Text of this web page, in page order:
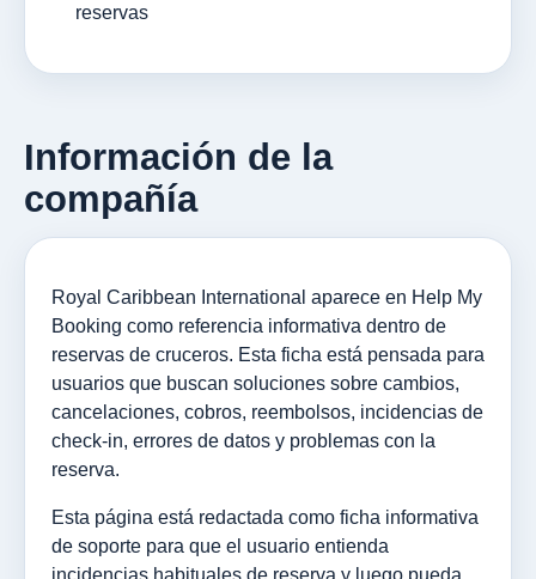
reservas
Información de la
compañía
Royal Caribbean International aparece en Help My
Booking como referencia informativa dentro de
reservas de cruceros. Esta ficha está pensada para
usuarios que buscan soluciones sobre cambios,
cancelaciones, cobros, reembolsos, incidencias de
check-in, errores de datos y problemas con la
reserva.
Esta página está redactada como ficha informativa
de soporte para que el usuario entienda
incidencias habituales de reserva y luego pueda